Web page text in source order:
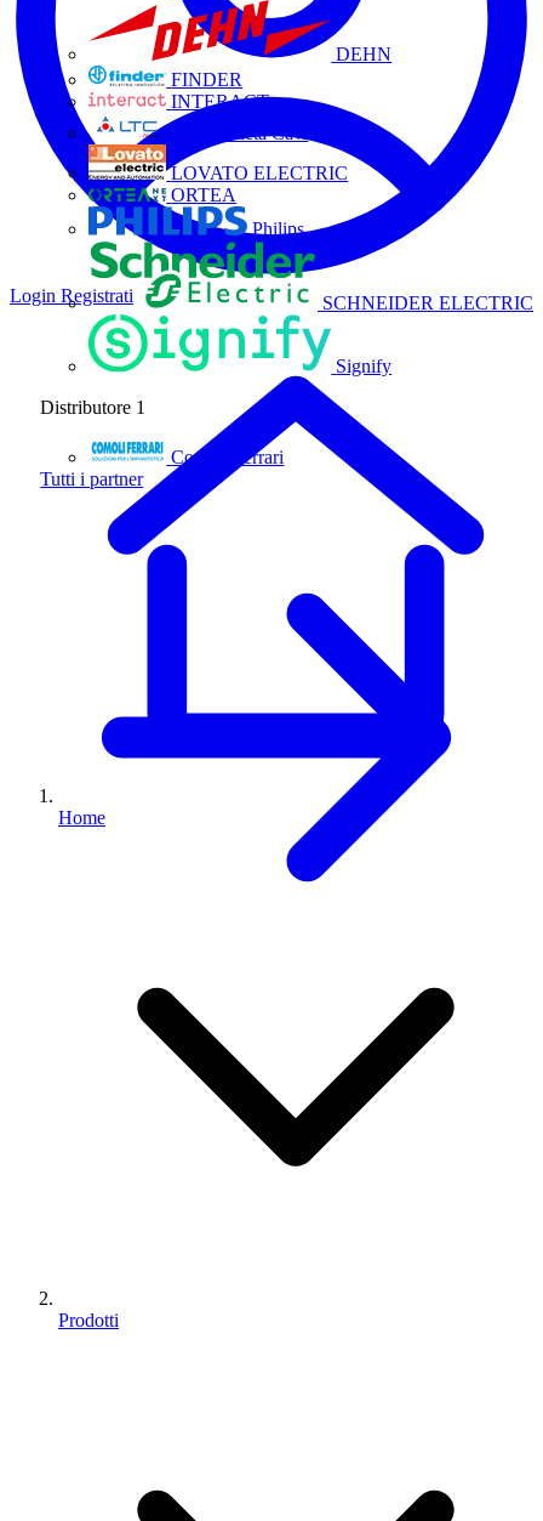
DEHN
FINDER
INTERACT
La Triveneta Cavi
LOVATO ELECTRIC
ORTEA
Philips
SCHNEIDER ELECTRIC
Signify
Distributore 1
Comoli Ferrari
Tutti i partner
Login Registrati
Home
Prodotti